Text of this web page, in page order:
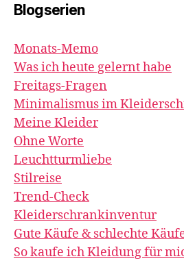
Blogserien
Monats-Memo
Was ich heute gelernt habe
Freitags-Fragen
Minimalismus im
Meine Kleider
Ohne Worte
Leuchtturmliebe
Stilreise
Trend-Check
Kleiderschrankinventur
Gute Käufe & schlechte
So kaufe ich Kleidung für